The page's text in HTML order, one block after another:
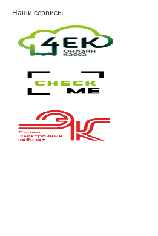
Наши сервисы